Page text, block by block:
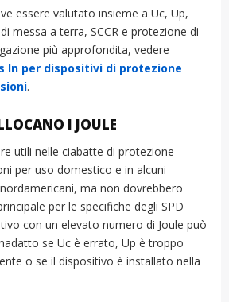
essere valutato insieme a Uc, Up,
messa a terra, SCCR e protezione di
più approfondita, vedere
In per dispositivi di protezione
.
I JOULE
utili nelle ciabatte di protezione
per uso domestico e in alcuni
ma non dovrebbero
per le specifiche degli SPD
con un elevato numero di Joule può
se Uc è errato, Up è troppo
o se il dispositivo è installato nella